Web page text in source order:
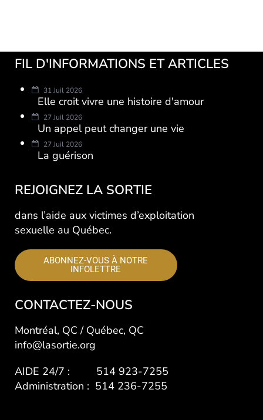
FIL D'INFORMATIONS ET ARTICLES
31 Juil 2026
Elle croit vivre une histoire d'amour
27 Juil 2026
Un appel peut changer une vie
27 Juil 2026
La guérison
REJOIGNEZ LA SORTIE
dans l’aide aux victimes d’exploitation
sexuelle au Québec.
ABONNEZ-VOUS À NOTRE
INFOLETTRE
CONTACTEZ-NOUS
Montréal, QC / Québec, QC
info@lasortie.org
AIDE 24/7 : 514 923-7255
Administration : 514 236-7255